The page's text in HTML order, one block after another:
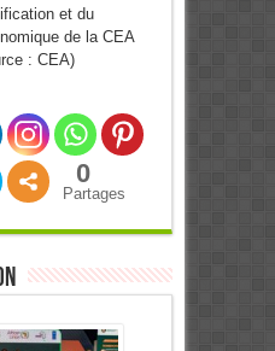
et du
de la CEA
: CEA)
0
Partages